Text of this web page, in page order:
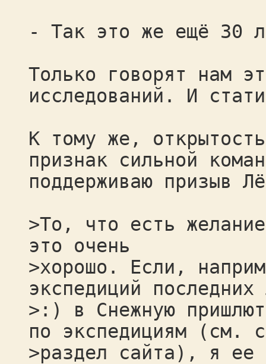
- Так это же ещё 30
Только говорят нам
исследований. И
К тому же,
признак сильной
поддерживаю призыв
>То, что есть
это очень
>хорошо. Если,
экспедиций
>:) в Снежную
по экспедициям (см.
>раздел сайта), я ее